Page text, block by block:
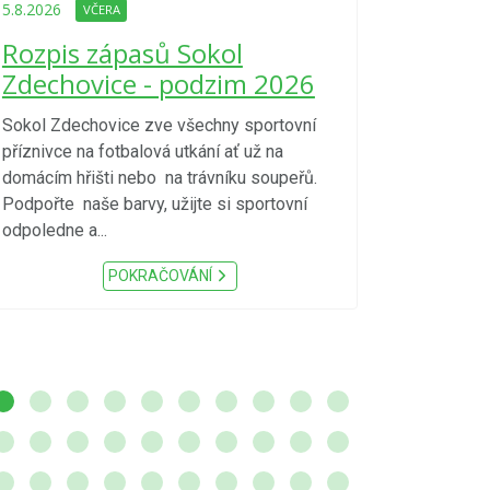
5.8.2026 VČERA
Rozpis zápasů Sokol
Zdechovice - podzim 2026
Sokol Zdechovice zve všechny sportovní
příznivce na fotbalová utkání ať už na
domácím hřišti nebo na trávníku soupeřů.
Podpořte naše barvy, užijte si sportovní
odpoledne a...
POKRAČOVÁNÍ